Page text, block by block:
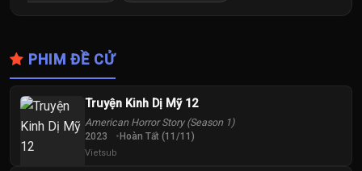
PHIM ĐỀ CỬ
Truyện Kinh Dị Mỹ 12
American Horror Story (Season 1)
2023 Hoàn Tất (11/11)
Vietsub